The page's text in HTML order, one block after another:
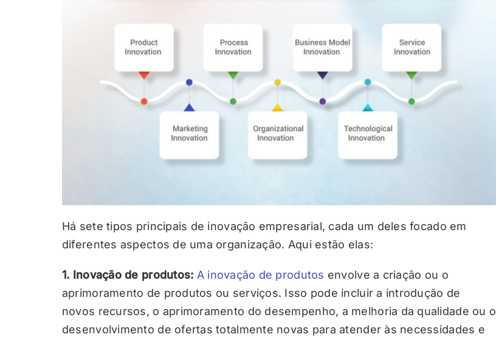
Há sete tipos principais de inovação empresarial, cada um deles focado em
diferentes aspectos de uma organização. Aqui estão elas:
1. Inovação de produtos: A inovação de produtos envolve a criação ou o
aprimoramento de produtos ou serviços. Isso pode incluir a introdução de
novos recursos, o aprimoramento do desempenho, a melhoria da qualidade ou o
desenvolvimento de ofertas totalmente novas para atender às necessidades e